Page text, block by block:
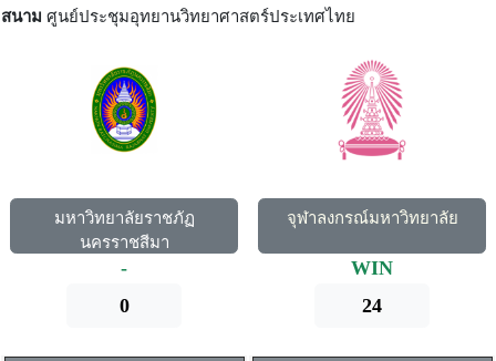
สนาม ศูนย์ประชุมอุทยานวิทยาศาสตร์ประเทศไทย
มหาวิทยาลัยราชภัฏ
นครราชสีมา
-
0
จุฬาลงกรณ์มหาวิทยาลัย
WIN
24